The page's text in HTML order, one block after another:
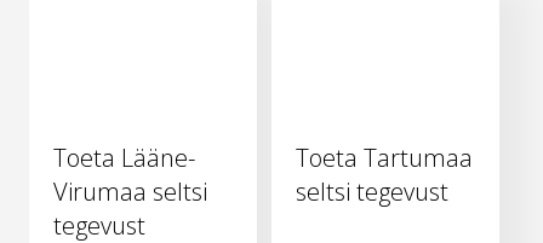
Toeta Lääne-
Virumaa seltsi
tegevust
Toeta Tartumaa
seltsi tegevust